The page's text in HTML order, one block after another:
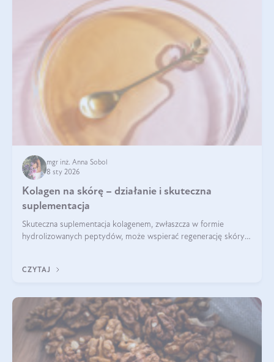
mgr inż. Anna Sobol
8 sty 2026
Kolagen na skórę – działanie i skuteczna
suplementacja
Skuteczna suplementacja kolagenem, zwłaszcza w formie
hydrolizowanych peptydów, może wspierać regenerację skóry i
CZYTAJ